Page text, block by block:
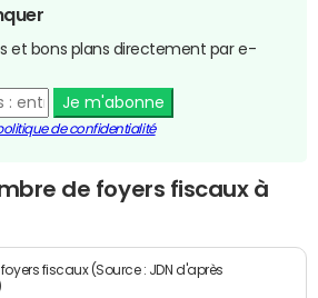
et bons plans directement par e-
Je m'abonne
de confidentialité
de foyers fiscaux à
fiscaux (Source : JDN d'après